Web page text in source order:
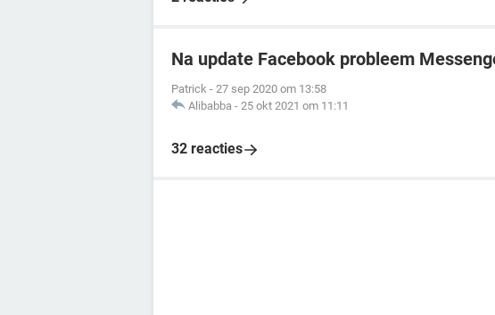
Na update Facebook probleem
Patrick - 27 sep 2020 om 13:58
Alibabba - 25 okt 2021 om 11:11
32 reacties